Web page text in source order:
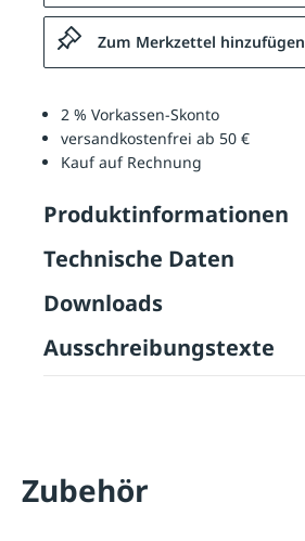
Zum Merkzettel hinzufügen
2 % Vorkassen-Skonto
versandkostenfrei ab 50 €
Kauf auf Rechnung
Produktinformationen
Technische Daten
Downloads
Ausschreibungstexte
Zubehör